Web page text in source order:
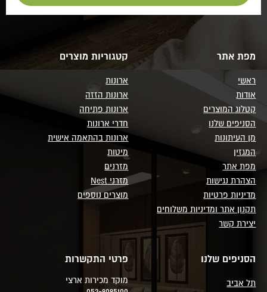
מפת אתר
ראשי
אודות
קטלוג המוצרים
הסניפים שלנו
מן העיתונות
המגזין
מפת אתר
הצהרת נגישות
מדיניות פרטיות
תקנון אתר ומדיניות משלוחים
יצירת קשר
קטגוריות מוצרים
ארונות
ארונות הזזה
ארונות פתיחה
חדרי ארונות
ארונות בהתאמה אישית
מיטות
מזרנים
מזרני Nest
מוצרים נוספים
הסניפים שלנו
תל אביב
פרטי התקשרות
מוקד מכירות ארצי